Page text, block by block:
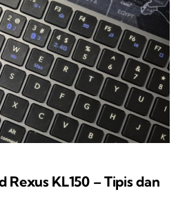
Rexus KL150 – Tipis dan